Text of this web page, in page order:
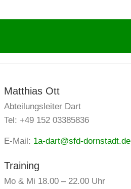
Matthias Ott
Abteilungsleiter Dart
Tel: +49 152 03385836
E-Mail: 1a-dart@sfd-dornstadt.de
Training
Mo & Mi 18.00 – 22.00 Uhr